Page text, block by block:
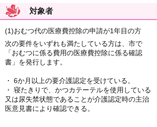
対象者
(1)おむつ代の医療費控除の申請が1年目の方
次の要件をいずれも満たしている方は、市で
「おむつに係る費用の医療費控除に係る確認
書」を発行します。
・ 6か月以上の要介護認定を受けている。
・ 寝たきりで、かつカテーテルを使用している
又は尿失禁状態であることが介護認定時の主治
医意見書により確認できる。